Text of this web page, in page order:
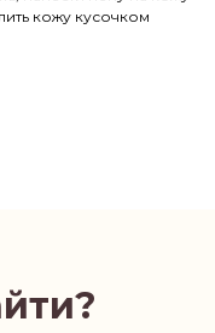
кожу кусочком